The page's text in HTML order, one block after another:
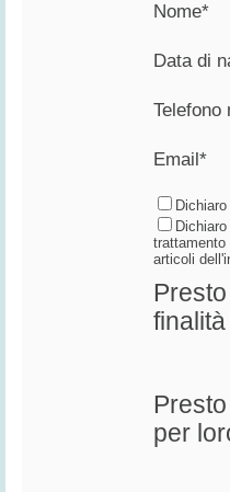
Nome*
Data di
Telefono
Email*
articoli
per